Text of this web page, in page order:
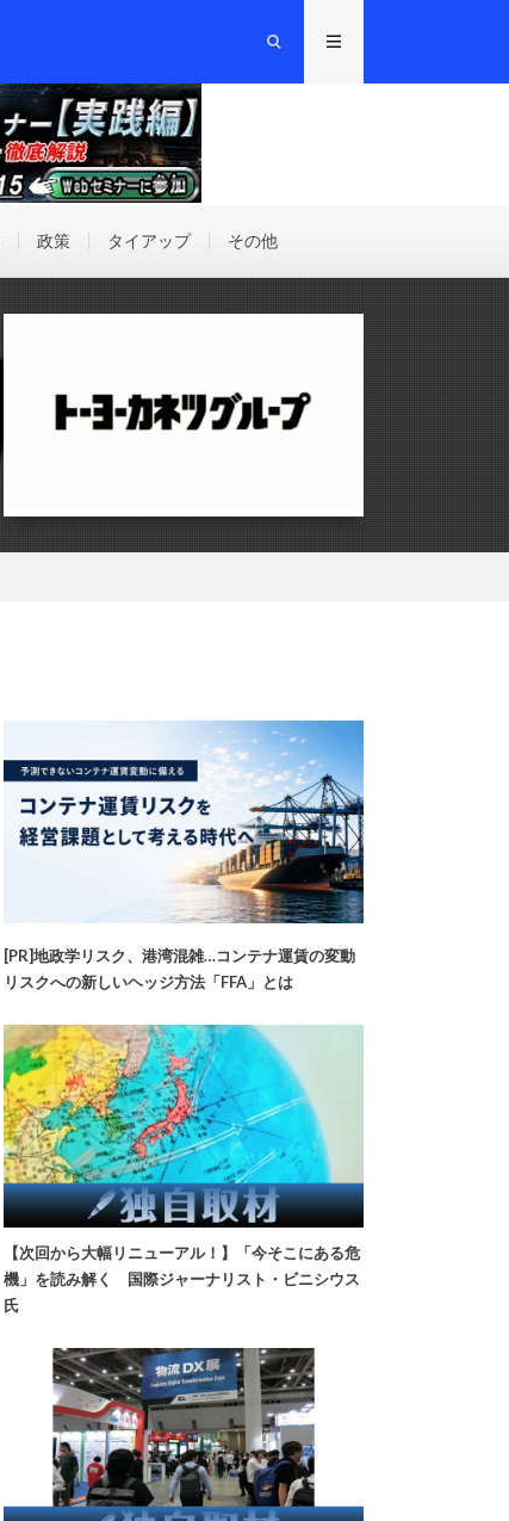
政策 タイアップ その他
[PR]地政学リスク、港湾混雑…コンテナ運賃の変動
リスクへの新しいヘッジ方法「FFA」とは
【次回から大幅リニューアル！】「今そこにある危
機」を読み解く 国際ジャーナリスト・ビニシウス
氏